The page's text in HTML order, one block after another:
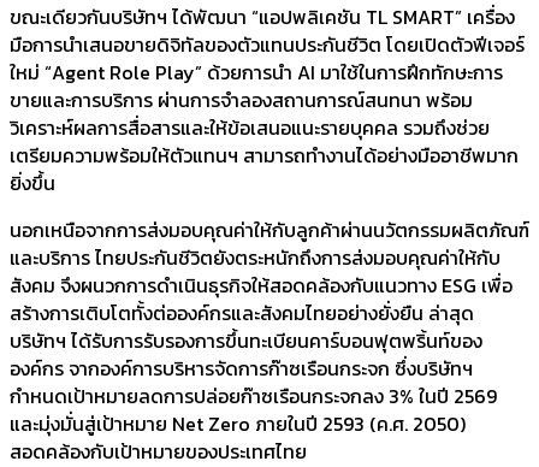
ขณะเดียวกันบริษัทฯ ได้พัฒนา “แอปพลิเคชัน TL SMART” เครื่อง
มือการนำเสนอขายดิจิทัลของตัวแทนประกันชีวิต โดยเปิดตัวฟีเจอร์
ใหม่ “Agent Role Play” ด้วยการนำ AI มาใช้ในการฝึกทักษะการ
ขายและการบริการ ผ่านการจำลองสถานการณ์สนทนา พร้อม
วิเคราะห์ผลการสื่อสารและให้ข้อเสนอแนะรายบุคคล รวมถึงช่วย
เตรียมความพร้อมให้ตัวแทนฯ สามารถทำงานได้อย่างมืออาชีพมาก
ยิ่งขึ้น
นอกเหนือจากการส่งมอบคุณค่าให้กับลูกค้าผ่านนวัตกรรมผลิตภัณฑ์
และบริการ ไทยประกันชีวิตยังตระหนักถึงการส่งมอบคุณค่าให้กับ
สังคม จึงผนวกการดำเนินธุรกิจให้สอดคล้องกับแนวทาง ESG เพื่อ
สร้างการเติบโตทั้งต่อองค์กรและสังคมไทยอย่างยั่งยืน ล่าสุด
บริษัทฯ ได้รับการรับรองการขึ้นทะเบียนคาร์บอนฟุตพริ้นท์ของ
องค์กร จากองค์การบริหารจัดการก๊าซเรือนกระจก ซึ่งบริษัทฯ
กำหนดเป้าหมายลดการปล่อยก๊าซเรือนกระจกลง 3% ในปี 2569
และมุ่งมั่นสู่เป้าหมาย Net Zero ภายในปี 2593 (ค.ศ. 2050)
สอดคล้องกับเป้าหมายของประเทศไทย